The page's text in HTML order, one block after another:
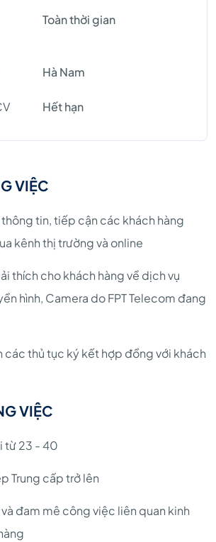
Toàn thời gian
Hà Nam
Hết hạn
VIỆC
tin, tiếp cận các khách hàng
kênh thị trường và online
thích cho khách hàng về dịch vụ
hình, Camera do FPT Telecom đang
các thủ tục ký kết hợp đồng với khách
VIỆC
từ 23 - 40
Trung cấp trở lên
và đam mê công việc liên quan kinh